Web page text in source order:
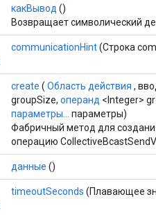
какВывод ()
Возвращает символический
communicationHint(Строка
create ( Область действия ,
groupSize, операнд <Integer>
параметры...
параметры)
Фабричный метод для
операцию
данные ()
timeoutSeconds (Плавающее